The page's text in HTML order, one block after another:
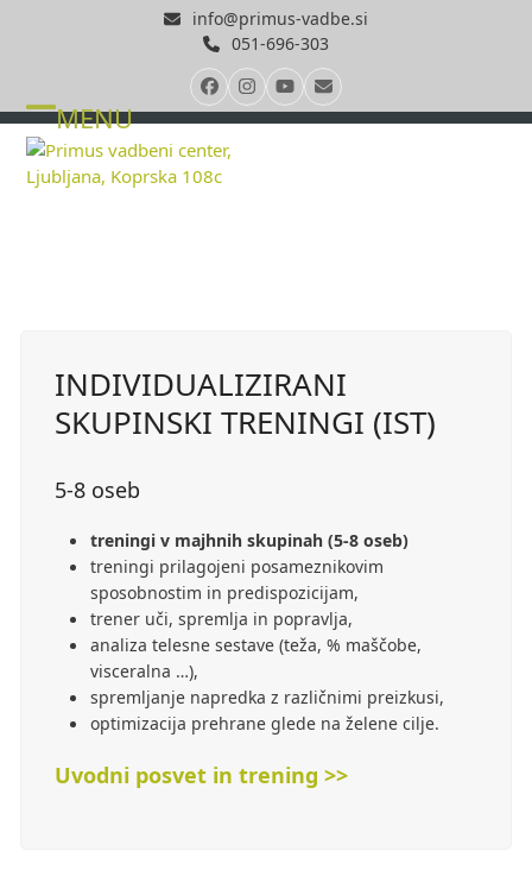
info@primus-vadbe.si
051-696-303
FacebookInstagram
YouTube
Email
MENU
Open
mobile
Close
mobile
INDIVIDUALIZIRANI
SKUPINSKI TRENINGI (IST)
5-8 oseb
treningi v majhnih skupinah (5-8 oseb)
treningi prilagojeni posameznikovim
sposobnostim in predispozicijam,
trener uči, spremlja in popravlja,
analiza telesne sestave (teža, % maščobe,
visceralna …),
spremljanje napredka z različnimi preizkusi,
optimizacija prehrane glede na želene cilje.
Uvodni posvet in trening >>